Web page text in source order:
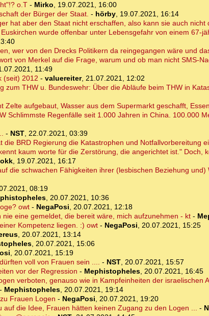
o.T- Mirko, 19.07.2021, 16:00
der Bürger der Staat. - hörby, 19.07.2021, 16:14
hat aber den Staat nicht erschaffen, also kann sie auch nicht
wurde offenbar unter Lebensgefahr von einem 67-
wer von den Drecks Politikern da reingegangen wäre und
von Merkel auf die Frage, warum und ob man nicht SMS-
11:49
(seit) 2012 - valuereiter, 21.07.2021, 12:02
zum THW u. Bundeswehr: Über die Abläufe beim THW in
Zelte aufgebaut, Wasser aus dem Supermarkt geschafft,
Schlimmste Regenfälle seit 1.000 Jahren in China. 100.000
- NST, 22.07.2021, 03:39
die BRD Regierung die Katastrophen und Notfallvorbereitung
kaum worte für die Zerstörung, die angerichtet ist." Doch,
, 19.07.2021, 16:17
die schwachen Fähigkeiten ihrer (lesbischen Beziehung
08:19
, 20.07.2021, 10:36
owt- NegaPosi, 20.07.2021, 12:18
nie eine gemeldet, die bereit wäre, mich aufzunehmen - kt-
Kompetenz liegen. :) owt- NegaPosi, 20.07.2021, 15:25
, 20.07.2021, 13:14
, 20.07.2021, 15:06
, 20.07.2021, 15:19
voll von Frauen sein .... - NST, 20.07.2021, 15:57
vor der Regression - Mephistopheles, 20.07.2021, 16:45
verboten, genauso wie in Kampfeinheiten der israelischen
- Mephistopheles, 20.07.2021, 19:14
Frauen Logen - NegaPosi, 20.07.2021, 19:20
auf die Idee, Frauen hätten keinen Zugang zu den Logen ... -